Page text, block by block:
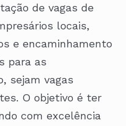
de vagas de
locais,
e encaminhamento
para as
sejam vagas
O objetivo é ter
com excelência